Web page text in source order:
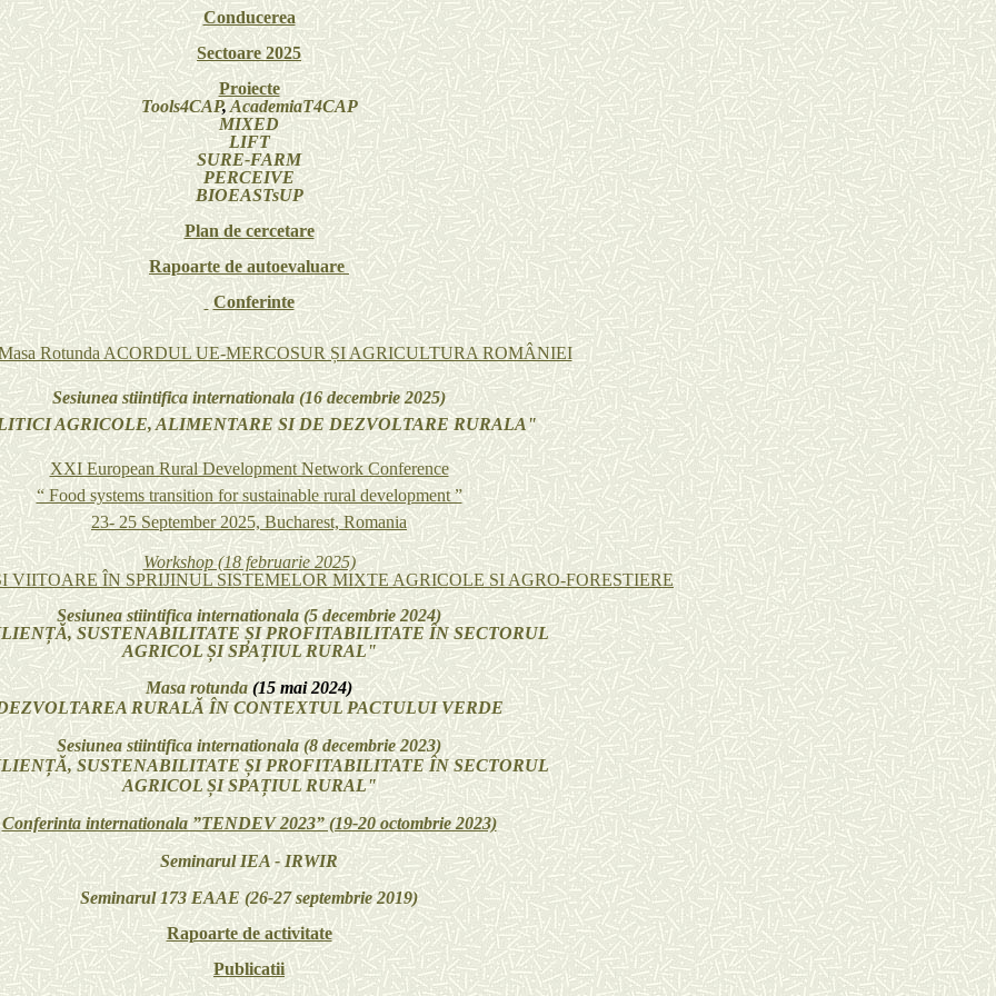
Conducerea
Sectoare 2025
Proiecte
Tools4CAP, AcademiaT4CAP
MIXED
LIFT
SURE-FARM
PERCEIVE
BIOEASTsUP
Plan de cercetare
Rapoarte de autoevaluare
Conferinte
Rotunda ACORDUL UE-MERCOSUR ȘI AGRICULTURA ROMÂNIEI
Sesiunea stiintifica internationala (16 decembrie 2025)
AGRICOLE, ALIMENTARE SI DE DEZVOLTARE RURALA"
XXI European Rural Development Network Conference
“ Food systems transition for sustainable rural development ”
23- 25 September 2025, Bucharest, Romania
Workshop (18 februarie 2025)
VIITOARE ÎN SPRIJINUL SISTEMELOR MIXTE AGRICOLE SI AGRO-FORESTIERE
Sesiunea stiintifica internationala (5 decembrie 2024)
SUSTENABILITATE ȘI PROFITABILITATE ÎN SECTORUL
AGRICOL ȘI SPAȚIUL RURAL"
Masa rotunda(15 mai 2024)
RURALĂ ÎN CONTEXTUL PACTULUI VERDE
Sesiunea stiintifica internationala (8 decembrie 2023)
SUSTENABILITATE ȘI PROFITABILITATE ÎN SECTORUL
AGRICOL ȘI SPAȚIUL RURAL"
Conferinta internationala ”TENDEV 2023” (19-20 octombrie 2023)
Seminarul IEA - IRWIR
Seminarul 173 EAAE (26-27 septembrie 2019)
Rapoarte de activitate
Publicatii